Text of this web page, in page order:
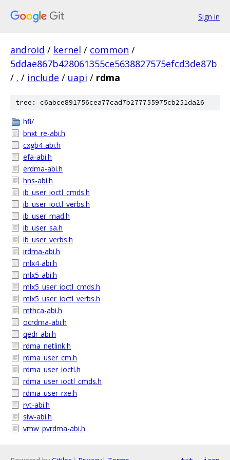
Sign in
android / kernel / common /
5ddae867b428061355ce5638827575efcd3de87b
/ . / include / uapi / rdma
tree: c6abce891756cea77cad7b277755975cb251da26
hfi/
bnxt_re-abi.h
cxgb4-abi.h
efa-abi.h
erdma-abi.h
hns-abi.h
ib_user_ioctl_cmds.h
ib_user_ioctl_verbs.h
ib_user_mad.h
ib_user_sa.h
ib_user_verbs.h
irdma-abi.h
mlx4-abi.h
mlx5-abi.h
mlx5_user_ioctl_cmds.h
mlx5_user_ioctl_verbs.h
mthca-abi.h
ocrdma-abi.h
qedr-abi.h
rdma_netlink.h
rdma_user_cm.h
rdma_user_ioctl.h
rdma_user_ioctl_cmds.h
rdma_user_rxe.h
rvt-abi.h
siw-abi.h
vmw_pvrdma-abi.h